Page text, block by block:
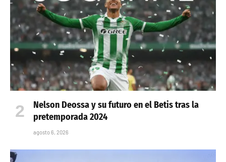
Nelson Deossa y su futuro en el Betis tras la
pretemporada 2024
agosto 6, 2026